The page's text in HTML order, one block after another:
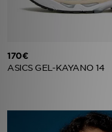
ASICS GEL-KAYANO 14
170€